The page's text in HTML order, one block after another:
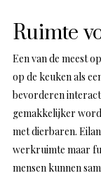
Ruimte
Een van de meest
op de keuken als
bevorderen
gemakkelijker
met dierbaren.
werkruimte maar
mensen kunnen